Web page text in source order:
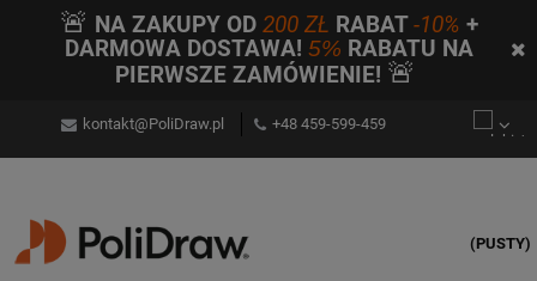
🚨 NA ZAKUPY OD200 ZŁ RABAT-10% +
DARMOWA DOSTAWA! 5% RABATU NA
PIERWSZE ZAMÓWIENIE! 🚨
kontakt@PoliDraw.pl +48 459-599-459
(PUSTY)